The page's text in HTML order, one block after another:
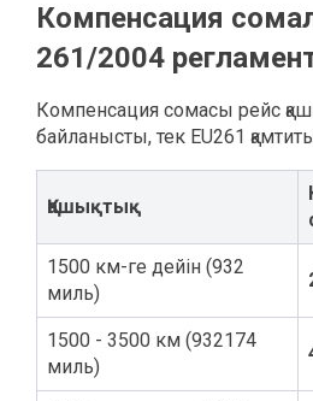
Компенсация
261/2004
Компенсация сомасы рейс
байланысты, тек EU261
Қашықтық
1500 км-ге дейін (932
миль)
1500 - 3500 км (932174
миль)